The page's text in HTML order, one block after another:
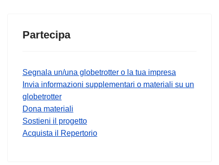
Partecipa
Segnala un/una globetrotter o la tua impresa
Invia informazioni supplementari o materiali su un
globetrotter
Dona materiali
Sostieni il progetto
Acquista il Repertorio